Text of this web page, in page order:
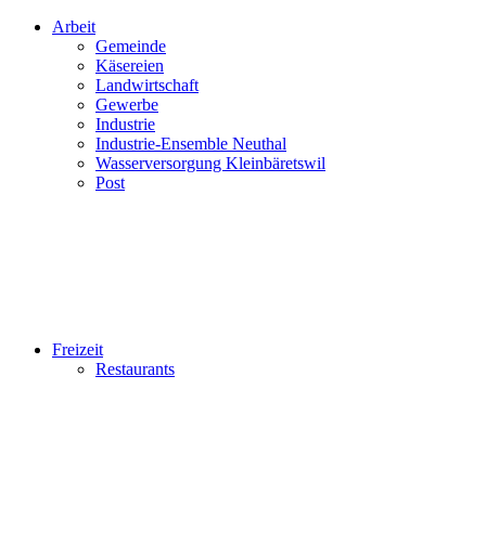
Arbeit
Gemeinde
Käsereien
Landwirtschaft
Gewerbe
Industrie
Industrie-Ensemble Neuthal
Wasserversorgung Kleinbäretswil
Post
Freizeit
Restaurants